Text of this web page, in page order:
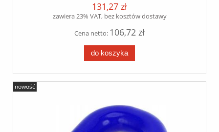
131,27 zł
zawiera 23% VAT, bez kosztów dostawy
Cena netto: 106,72 zł
do koszyka
nowość